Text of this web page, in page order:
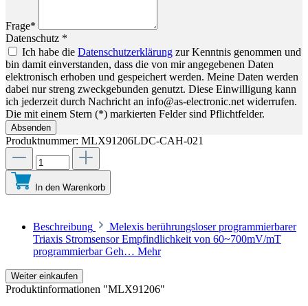
Frage*
Datenschutz *
Ich habe die Datenschutzerklärung zur Kenntnis genommen und
bin damit einverstanden, dass die von mir angegebenen Daten
elektronisch erhoben und gespeichert werden. Meine Daten werden
dabei nur streng zweckgebunden genutzt. Diese Einwilligung kann
ich jederzeit durch Nachricht an info@as-electronic.net widerrufen.
Die mit einem Stern (*) markierten Felder sind Pflichtfelder.
Absenden
Produktnummer: MLX91206LDC-CAH-021
In den Warenkorb
Beschreibung
Melexis berührungsloser programmierbarer
Triaxis Stromsensor Empfindlichkeit von 60~700mV/mT
programmierbar Geh… Mehr
Weiter einkaufen
Produktinformationen "MLX91206"